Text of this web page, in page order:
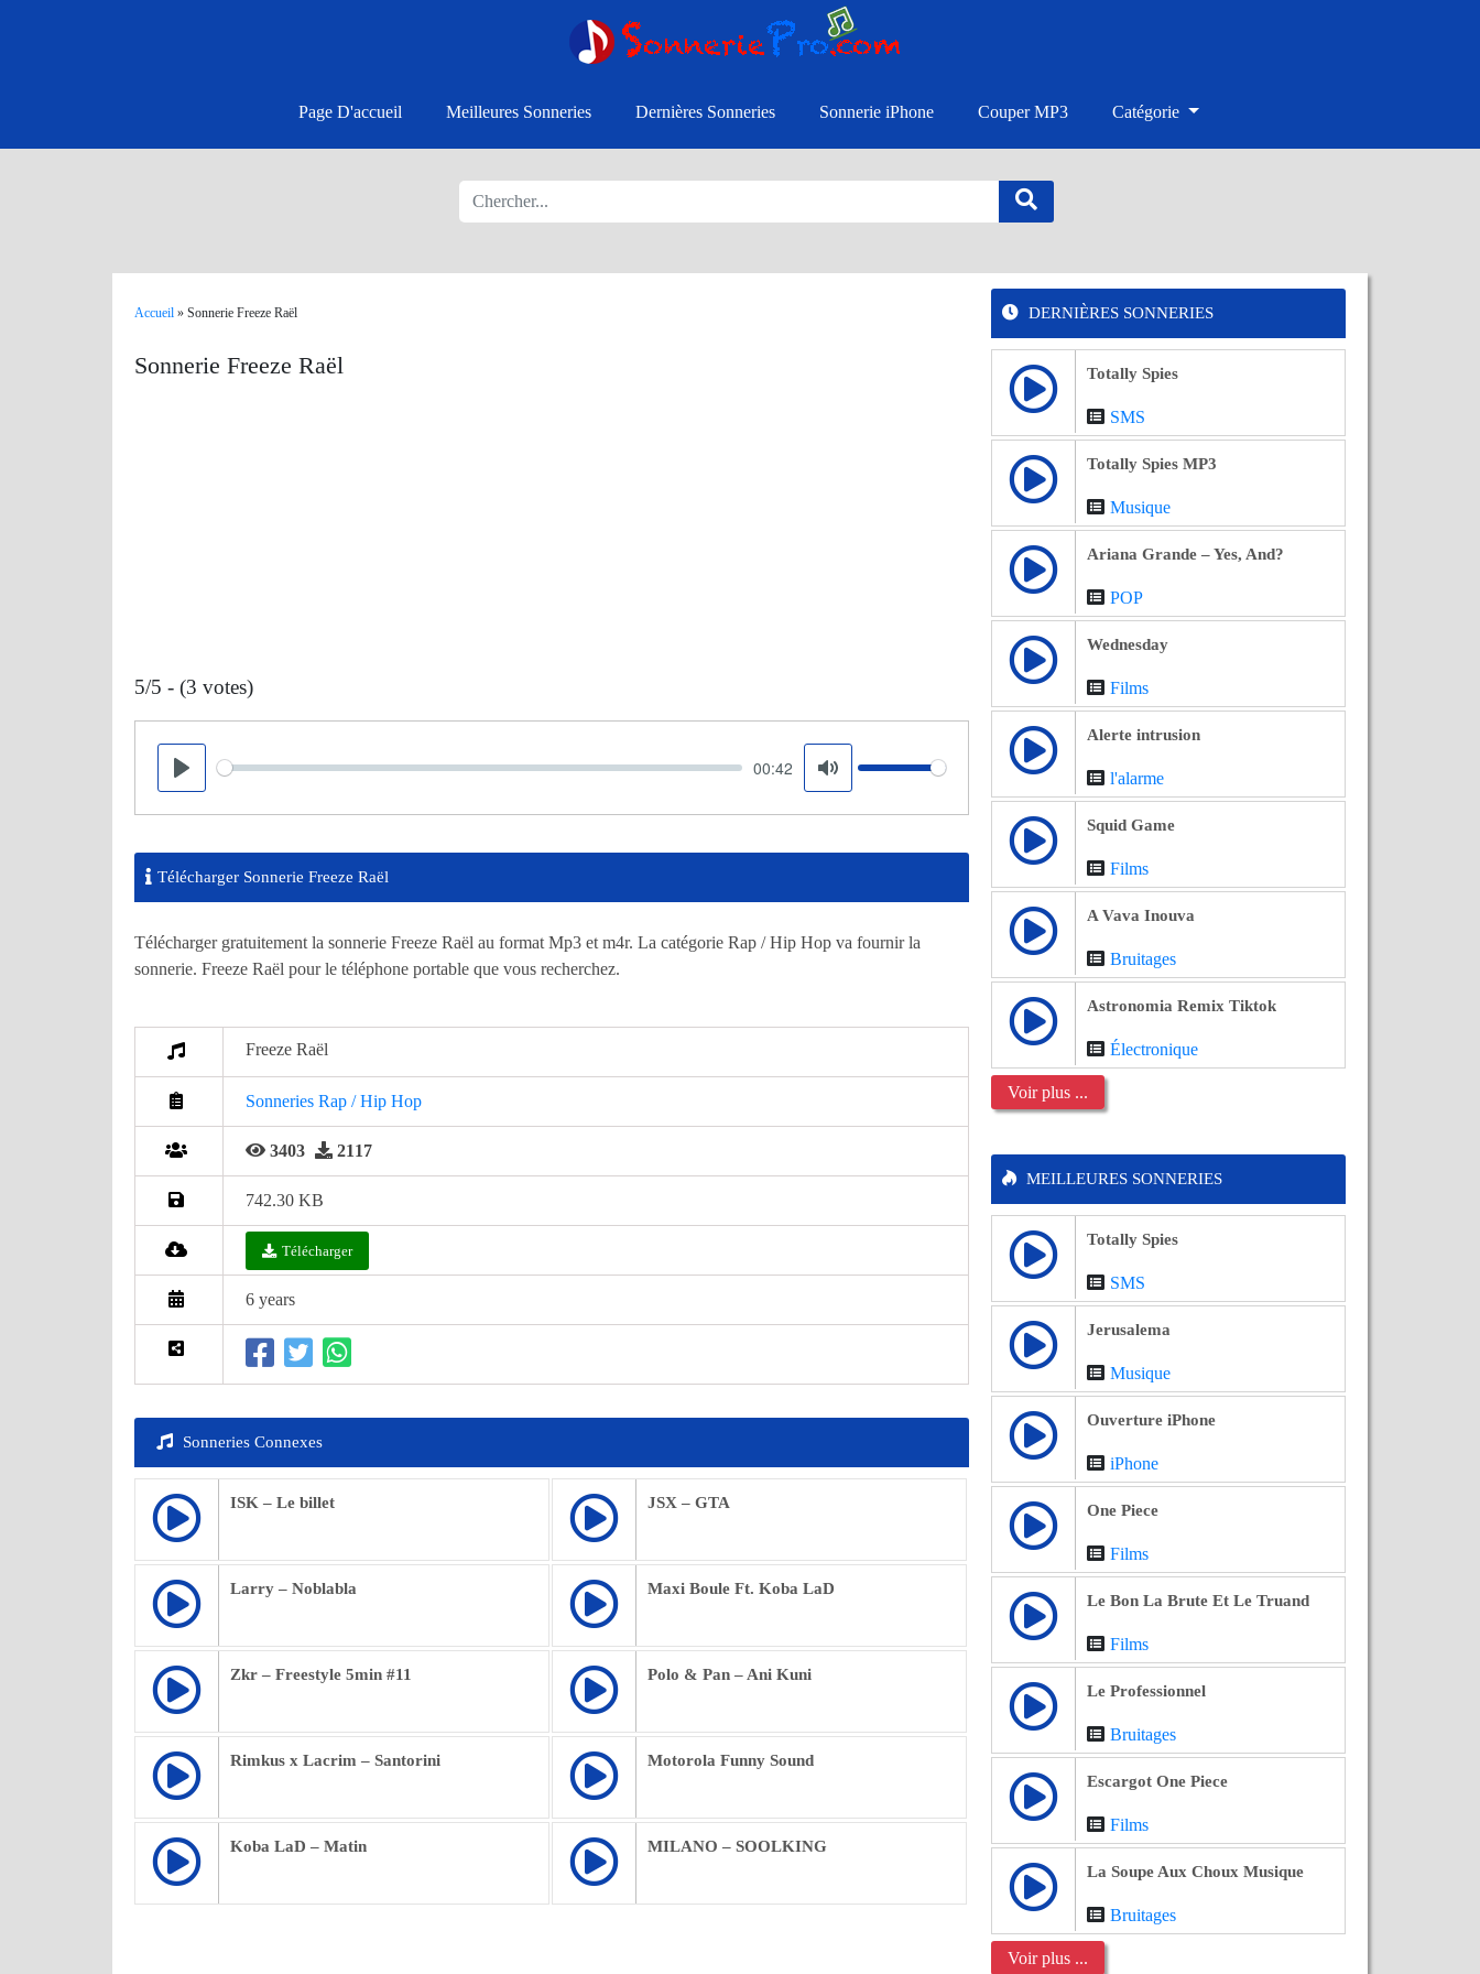
Page D'accueil Meilleures Sonneries Dernières Sonneries Sonnerie iPhone Couper MP3 Catégorie
Accueil » Sonnerie Freeze Raël
Sonnerie Freeze Raël
5/5 - (3 votes)
Play
Seek 00:42
Mute
Volume
Télécharger Sonnerie Freeze Raël
Télécharger gratuitement la sonnerie Freeze Raël au format Mp3 et m4r. La catégorie Rap / Hip Hop va fournir la
sonnerie. Freeze Raël pour le téléphone portable que vous recherchez.
Freeze Raël
Sonneries Rap / Hip Hop
3403 2117
742.30 KB
Télécharger
6 years
Sonneries Connexes
ISK – Le billet JSX – GTA
Larry – Noblabla Maxi Boule Ft. Koba LaD
Zkr – Freestyle 5min #11 Polo & Pan – Ani Kuni
Rimkus x Lacrim – Santorini Motorola Funny Sound
Koba LaD – Matin MILANO – SOOLKING
DERNIÈRES SONNERIES
Totally Spies
SMS
Totally Spies MP3
Musique
Ariana Grande – Yes, And?
POP
Wednesday
Films
Alerte intrusion
l'alarme
Squid Game
Films
A Vava Inouva
Bruitages
Astronomia Remix Tiktok
Électronique
Voir plus ...
MEILLEURES SONNERIES
Totally Spies
SMS
Jerusalema
Musique
Ouverture iPhone
iPhone
One Piece
Films
Le Bon La Brute Et Le Truand
Films
Le Professionnel
Bruitages
Escargot One Piece
Films
La Soupe Aux Choux Musique
Bruitages
Voir plus ...